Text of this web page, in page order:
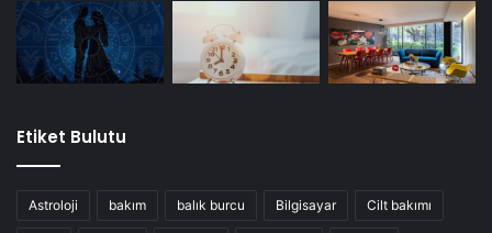
Etiket Bulutu
Astroloji bakım balık burcu Bilgisayar Cilt bakımı